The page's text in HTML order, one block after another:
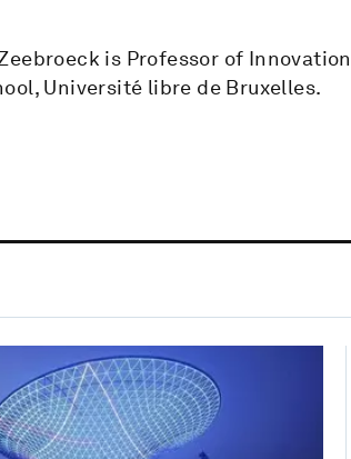
is Professor of
Université libre de Bruxelles.